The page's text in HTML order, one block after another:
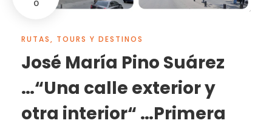
0
RUTAS, TOURS Y DESTINOS
José María Pino Suárez
…“Una calle exterior y
otra interior“ …Primera